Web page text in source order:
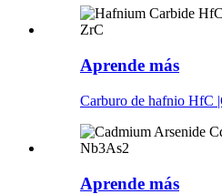
Aprende más
Carburo de hafnio HfC
Aprende más